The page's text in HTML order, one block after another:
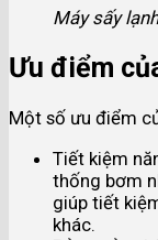
Máy sấy
Ưu điểm
Một số ưu điểm
Tiết kiệm
thống bơm
giúp tiết
khác.